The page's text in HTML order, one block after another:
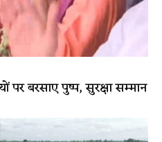
पर बरसाए पुष्प, सुरक्षा सम्मान